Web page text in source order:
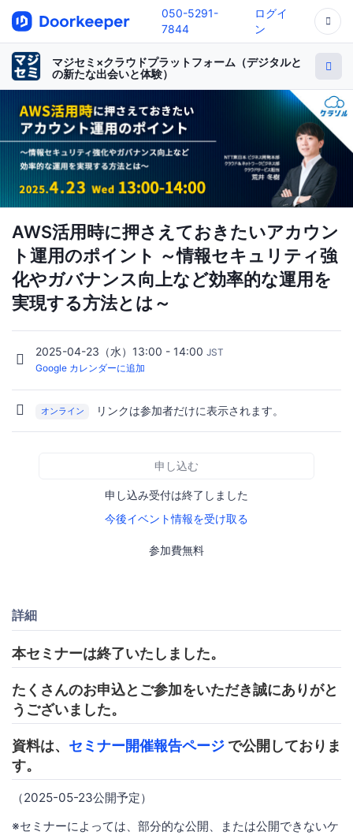
050-5291-
7844
ログイ
ン
マジセミ×クラウドプラットフォーム（デジタルと
の新たな出会いと体験）
AWS活用時に押さえておきたいアカウン
ト運用のポイント ～情報セキュリティ強
化やガバナンス向上など効率的な運用を
実現する方法とは～
2025-04-23（水）13:00 - 14:00 JST
Google カレンダーに追加
オンライン リンクは参加者だけに表示されます。
申し込む
申し込み受付は終了しました
今後イベント情報を受け取る
参加費無料
詳細
本セミナーは終了いたしました。
たくさんのお申込とご参加をいただき誠にありがと
うございました。
資料は、 セミナー開催報告ページ で公開しておりま
す。
（2025-05-23公開予定）
※セミナーによっては、部分的な公開、または公開できないケ